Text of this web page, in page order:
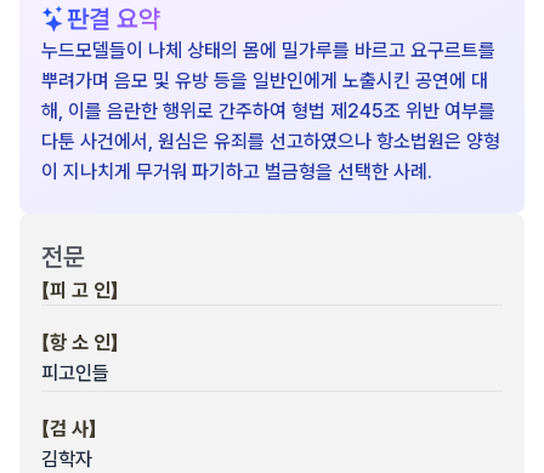
판결 요약
누드모델들이 나체 상태의 몸에 밀가루를 바르고 요구르트를
뿌려가며 음모 및 유방 등을 일반인에게 노출시킨 공연에 대
해, 이를 음란한 행위로 간주하여 형법 제245조 위반 여부를
다툰 사건에서, 원심은 유죄를 선고하였으나 항소법원은 양형
이 지나치게 무거워 파기하고 벌금형을 선택한 사례.
전문
【피 고 인】
【항 소 인】
피고인들
【검 사】
김학자